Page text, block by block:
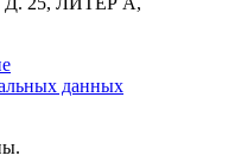
данных